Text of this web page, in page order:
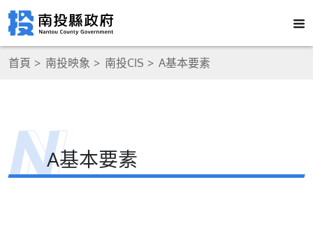
首頁 南投映象 南投CIS A基本要素
A基本要素